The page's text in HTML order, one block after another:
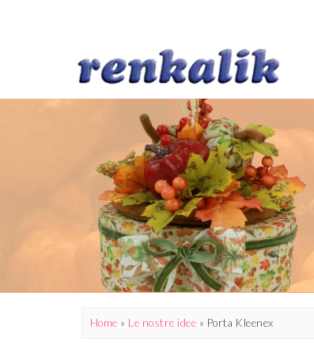
Home » Le nostre idee » Porta Kleenex